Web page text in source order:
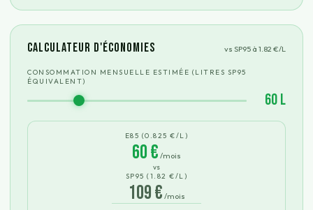
Calculateur d'économies vs SP95 à 1.82 €/L
CONSOMMATION MENSUELLE ESTIMÉE (LITRES SP95
ÉQUIVALENT)
60L
E85 (0.825 €/L)
60€ /mois
vs
SP95 ( 1.82 €/L)
109€ /mois